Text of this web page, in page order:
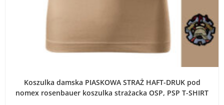
Koszulka damska PIASKOWA STRAŻ HAFT-DRUK pod
nomex rosenbauer koszulka strażacka OSP, PSP T-SHIRT